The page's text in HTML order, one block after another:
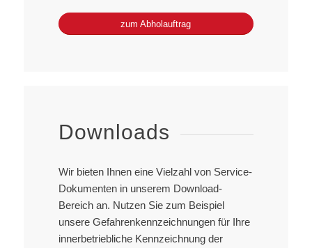
zum Abholauftrag
Downloads
Wir bieten Ihnen eine Vielzahl von Service-
Dokumenten in unserem Download-
Bereich an. Nutzen Sie zum Beispiel
unsere Gefahrenkennzeichnungen für Ihre
innerbetriebliche Kennzeichnung der